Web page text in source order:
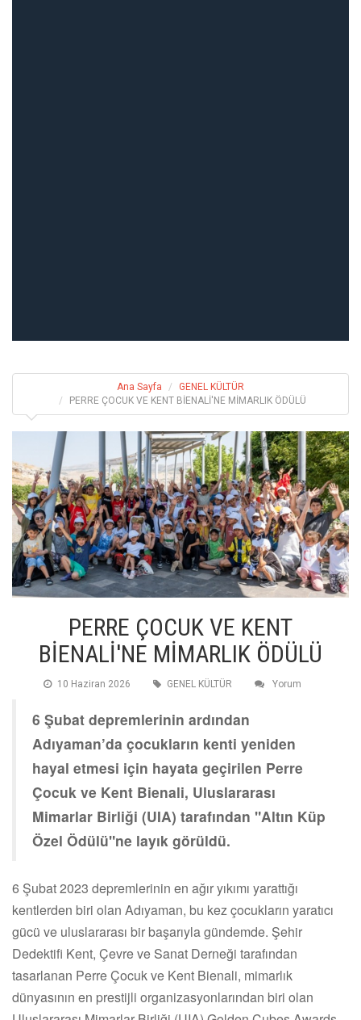
Ana Sayfa
GENEL KÜLTÜR
PERRE ÇOCUK VE KENT BİENALİ'NE MİMARLIK ÖDÜLÜ
PERRE ÇOCUK VE KENT
BİENALİ'NE MİMARLIK ÖDÜLÜ
10 Haziran 2026 GENEL KÜLTÜR Yorum
6 Şubat depremlerinin ardından
Adıyaman’da çocukların kenti yeniden
hayal etmesi için hayata geçirilen Perre
Çocuk ve Kent Bienali, Uluslararası
Mimarlar Birliği (UIA) tarafından "Altın Küp
Özel Ödülü"ne layık görüldü.
6 Şubat 2023 depremlerinin en ağır yıkımı yarattığı
kentlerden biri olan Adıyaman, bu kez çocukların yaratıcı
gücü ve uluslararası bir başarıyla gündemde. Şehir
Dedektifi Kent, Çevre ve Sanat Derneği tarafından
tasarlanan Perre Çocuk ve Kent Bienali, mimarlık
dünyasının en prestijli organizasyonlarından biri olan